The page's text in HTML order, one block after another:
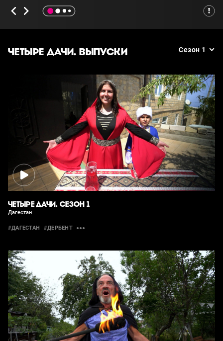
ЧЕТЫРЕ ДАЧИ. ВЫПУСКИ Сезон 1
ЧЕТЫРЕ ДАЧИ. СЕЗОН 1
Дагестан
#ДАГЕСТАН #ДЕРБЕНТ